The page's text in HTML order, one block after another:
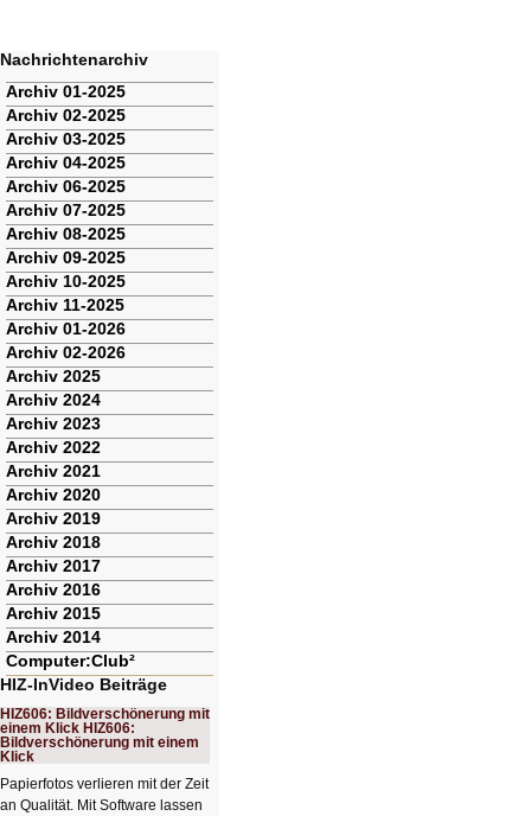
Nachrichtenarchiv
Navigation
überspringen
Archiv 01-2025
Archiv 02-2025
Archiv 03-2025
Archiv 04-2025
Archiv 06-2025
Archiv 07-2025
Archiv 08-2025
Archiv 09-2025
Archiv 10-2025
Archiv 11-2025
Archiv 01-2026
Archiv 02-2026
Archiv 2025
Archiv 2024
Archiv 2023
Archiv 2022
Archiv 2021
Archiv 2020
Archiv 2019
Archiv 2018
Archiv 2017
Archiv 2016
Archiv 2015
Archiv 2014
Computer:Club²
HIZ-InVideo Beiträge
HIZ606: Bildverschönerung mit
einem Klick HIZ606:
Bildverschönerung mit einem
Klick
Papierfotos verlieren mit der Zeit
an Qualität. Mit Software lassen